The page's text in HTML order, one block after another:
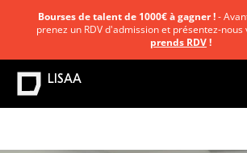
Bourses de talent de 1000€ à gagner !-
prenez un RDV d'admission et présentez-
prends RDV!
LISAA